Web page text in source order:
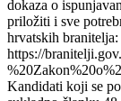
dokaza o
priložiti i sve
hrvatskih branitelja:
https://
Kandidati koji se